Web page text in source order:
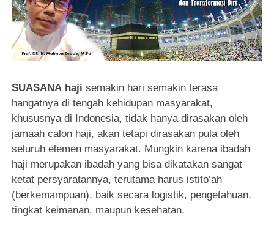
SUASANA haji semakin hari semakin terasa
hangatnya di tengah kehidupan masyarakat,
khususnya di Indonesia, tidak hanya dirasakan oleh
jamaah calon haji, akan tetapi dirasakan pula oleh
seluruh elemen masyarakat. Mungkin karena ibadah
haji merupakan ibadah yang bisa dikatakan sangat
ketat persyaratannya, terutama harus istito’ah
(berkemampuan), baik secara logistik, pengetahuan,
tingkat keimanan, maupun kesehatan.